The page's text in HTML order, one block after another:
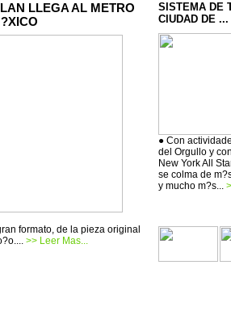
LLEGA AL METRO
formato, de la pieza original
>> Leer Mas...
SISTEMA DE
CIUDAD DE ...
● Con
del Orgullo y
New York All
se colma de
y mucho m?s...